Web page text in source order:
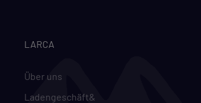
LARCA
Über uns
Ladengeschäft&